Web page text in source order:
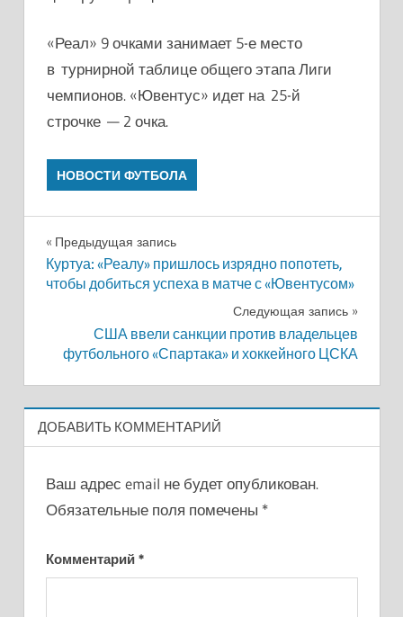
«Реал» 9 очками занимает 5-е место
в турнирной таблице общего этапа Лиги
чемпионов. «Ювентус» идет на 25-й
строчке — 2 очка.
НОВОСТИ ФУТБОЛА
Навигация
по
Предыдущая запись
Куртуа: «Реалу» пришлось изрядно попотеть,
чтобы добиться успеха в матче с «Ювентусом»
Следующая запись
США ввели санкции против владельцев
футбольного «Спартака» и хоккейного ЦСКА
ДОБАВИТЬ КОММЕНТАРИЙ
Ваш адрес email не будет опубликован.
Обязательные поля помечены *
Комментарий *